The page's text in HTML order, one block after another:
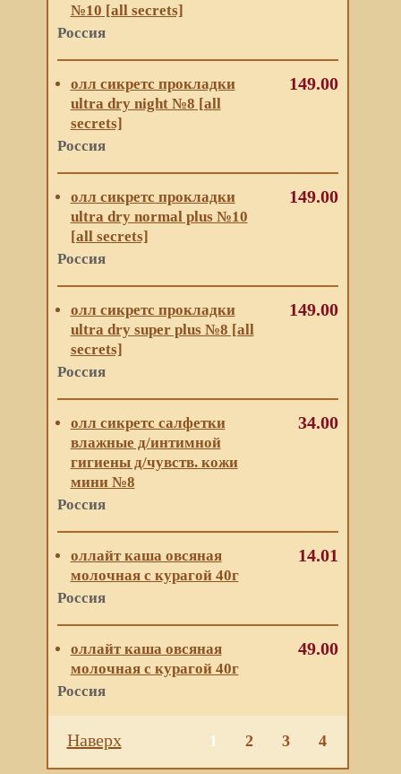
№10 [all secrets]
Россия
олл сикретс прокладки
ultra dry night №8 [all
secrets]
Россия
149.00
олл сикретс прокладки
ultra dry normal plus №10
[all secrets]
Россия
149.00
олл сикретс прокладки
ultra dry super plus №8 [all
secrets]
Россия
149.00
олл сикретс салфетки
влажные д/интимной
гигиены д/чувств. кожи
мини №8
Россия
34.00
оллайт каша овсяная
молочная с курагой 40г
Россия
14.01
оллайт каша овсяная
молочная с курагой 40г
Россия
49.00
Наверх 1 2 3 4